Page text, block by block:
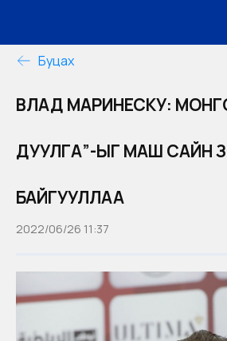
Буцах
ВЛАД МАРИНЕСКУ:
ДУУЛГА”-ЫГ МАШ САЙН
БАЙГУУЛЛАА
2022/06/26 11:37